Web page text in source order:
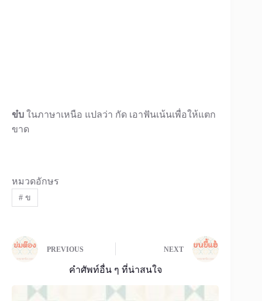
ข๋บ ในภาษาเหนือ แปลว่า กัด เอาฟันเน้นเพื่อให้แตก
ขาด
หมวดอักษร
#ข
PREVIOUS NEXT
คำศัพท์อื่น ๆ ที่น่าสนใจ